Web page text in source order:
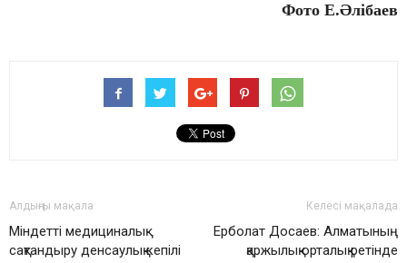
Фото Е.Әлібаев
Алдыңғы мақала
Міндетті медициналық
сақтандыру денсаулық кепілі
Келесі мақалада
Ерболат Досаев: Алматының
қаржылық орталық ретінде